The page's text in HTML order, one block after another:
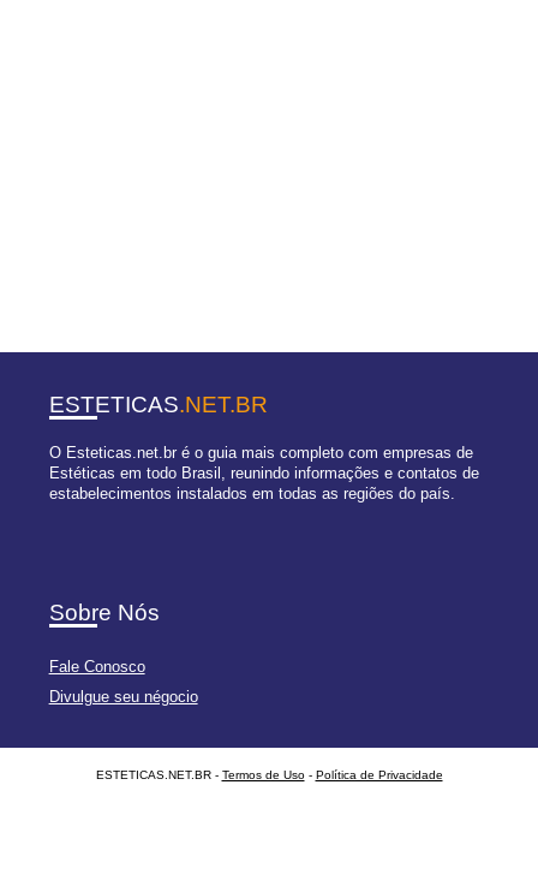
ESTETICAS.NET.BR
O Esteticas.net.br é o guia mais completo com empresas de
Estéticas em todo Brasil, reunindo informações e contatos de
estabelecimentos instalados em todas as regiões do país.
Sobre Nós
Fale Conosco
Divulgue seu négocio
ESTETICAS.NET.BR - Termos de Uso- Política de Privacidade